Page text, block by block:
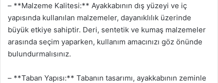
– **Malzeme Kalitesi:** Ayakkabının dış yüzeyi ve iç
yapısında kullanılan malzemeler, dayanıklılık üzerinde
büyük etkiye sahiptir. Deri, sentetik ve kumaş malzemeler
arasında seçim yaparken, kullanım amacınızı göz önünde
bulundurmalısınız.
– **Taban Yapısı:** Tabanın tasarımı, ayakkabının zeminle